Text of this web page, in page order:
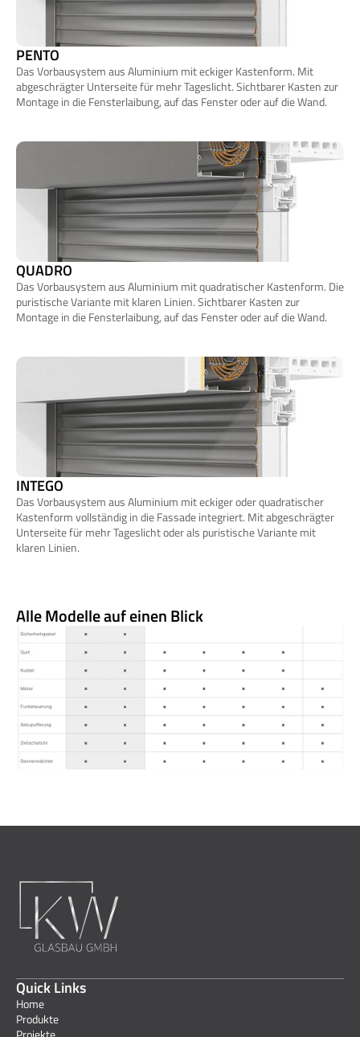
PENTO
Das Vorbausystem aus Aluminium mit eckiger Kastenform. Mit
abgeschrägter Unterseite für mehr Tageslicht. Sichtbarer Kasten zur
Montage in die Fensterlaibung, auf das Fenster oder auf die Wand.
QUADRO
Das Vorbausystem aus Aluminium mit quadratischer Kastenform. Die
puristische Variante mit klaren Linien. Sichtbarer Kasten zur
Montage in die Fensterlaibung, auf das Fenster oder auf die Wand.
INTEGO
Das Vorbausystem aus Aluminium mit eckiger oder quadratischer
Kastenform vollständig in die Fassade integriert. Mit abgeschrägter
Unterseite für mehr Tageslicht oder als puristische Variante mit
klaren Linien.
Alle Modelle auf einen Blick
Quick Links
Home
Produkte